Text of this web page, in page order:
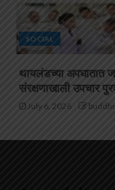
SOCIAL
थायलंडच्या अपघातात
संरक्षणाखाली उपचार
July 6, 2026